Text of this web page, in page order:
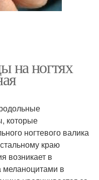
на ногтях
которые
ногтевого валика
краю
возникает в
меланоцитами в